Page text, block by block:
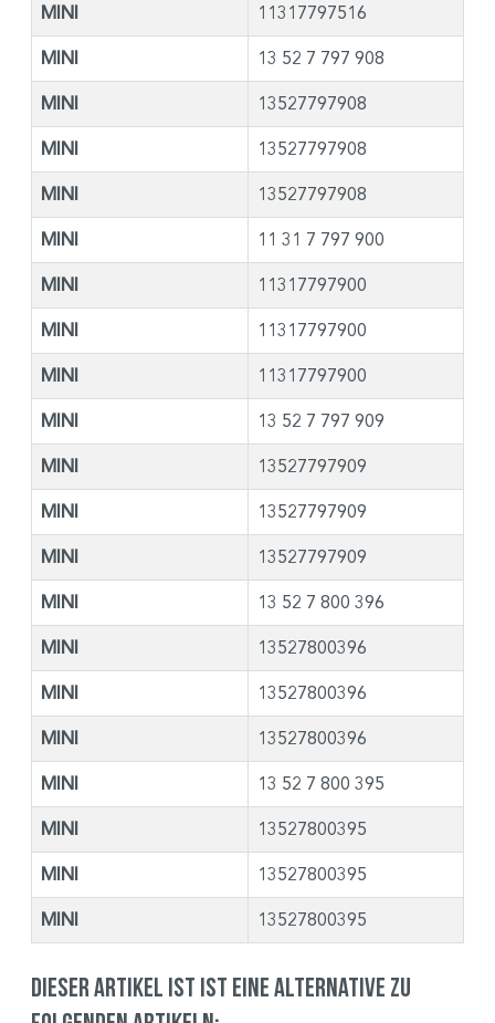
MINI 11317797516
MINI 13 52 7 797 908
MINI 13527797908
MINI 13527797908
MINI 13527797908
MINI 11 31 7 797 900
MINI 11317797900
MINI 11317797900
MINI 11317797900
MINI 13 52 7 797 909
MINI 13527797909
MINI 13527797909
MINI 13527797909
MINI 13 52 7 800 396
MINI 13527800396
MINI 13527800396
MINI 13527800396
MINI 13 52 7 800 395
MINI 13527800395
MINI 13527800395
MINI 13527800395
Dieser Artikel ist ist eine Alternative zu